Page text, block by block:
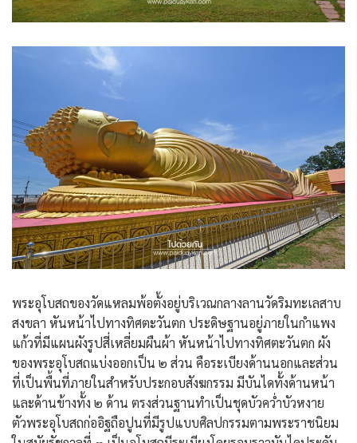
พระอุโบสถของวัดแหลมพ้อตั้งอยู่บริเวณกลางลานวัดริมทะเลสาบ
สงขลา หันหน้าไปทางทิศตะวันตก ประดิษฐานอยู่ภายในกำแพง
แก้วที่มีแผนผังรูปสี่เหลี่ยมผืนผ้า หันหน้าไปทางทิศตะวันตก ผัง
ของพระอุโบสถแบ่งออกเป็น ๒ ส่วน คือระเบียงด้านนอกและส่วน
ที่เป็นพื้นที่ภายในสำหรับประกอบสังฆกรรม มีบันไดทั้งด้านหน้า
และด้านข้างทั้ง ๒ ด้าน ตรงส่วนฐานทำเป็นชุดบัวคว่ำบัวหงาย
ตัวพระอุโบสถก่ออิฐถือปูนที่มีรูปแบบศิลปกรรมตามพระราชนิยม